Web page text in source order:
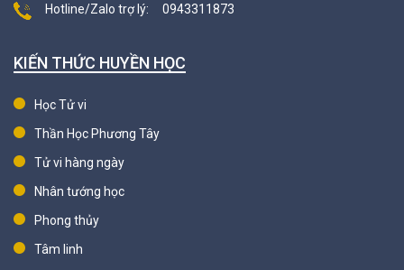
Hotline/Zalo trợ lý: 0943311873
KIẾN THỨC HUYỀN HỌC
Học Tử vi
Thần Học Phương Tây
Tử vi hàng ngày
Nhân tướng học
Phong thủy
Tâm linh